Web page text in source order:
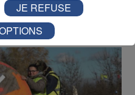
JE REFUSE